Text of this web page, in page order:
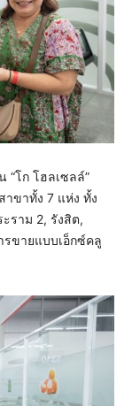
“โก โฮลเซลล์”
ขาทั้ง 7 แห่ง ทั้ง
ราม 2, รังสิต,
รขายแบบเอ็กซ์คลู